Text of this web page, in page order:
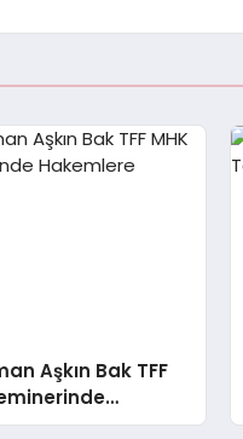
Aşkın Bak TFF
Seslendi